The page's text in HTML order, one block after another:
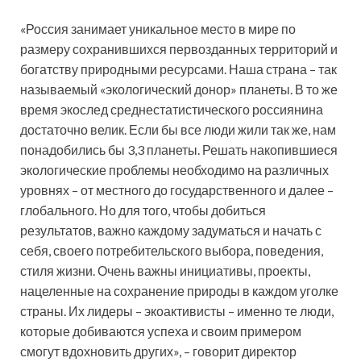
«Россия занимает уникальное место в мире по
размеру сохранившихся первозданных территорий и
богатству природными ресурсами. Наша страна – так
называемый «экологический донор» планеты. В то же
время экослед среднестатистического россиянина
достаточно велик. Если бы все люди жили так же, нам
понадобились бы 3,3 планеты. Решать накопившиеся
экологические проблемы необходимо на различных
уровнях – от местного до государственного и далее –
глобального. Но для того, чтобы добиться
результатов, важно каждому задуматься и начать с
себя, своего потребительского выбора, поведения,
стиля жизни. Очень важны инициативы, проекты,
нацеленные на сохранение природы в каждом уголке
страны. Их лидеры – экоактивисты – именно те люди,
которые добиваются успеха и своим примером
смогут вдохновить других», – говорит директор